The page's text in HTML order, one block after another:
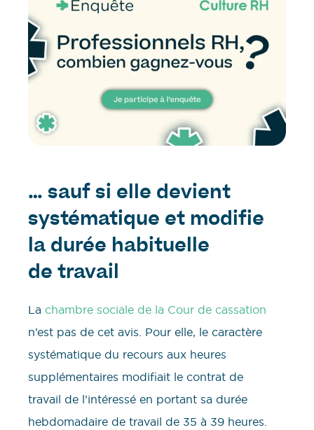
… sauf si elle devient
systématique et modifie
la durée habituelle
de travail
La chambre sociale de la Cour de cassation
n’est pas de cet avis. Pour elle, le caractère
systématique du recours aux heures
supplémentaires modifiait le contrat de
travail de l’intéressé en portant sa durée
hebdomadaire de travail de 35 à 39 heures.